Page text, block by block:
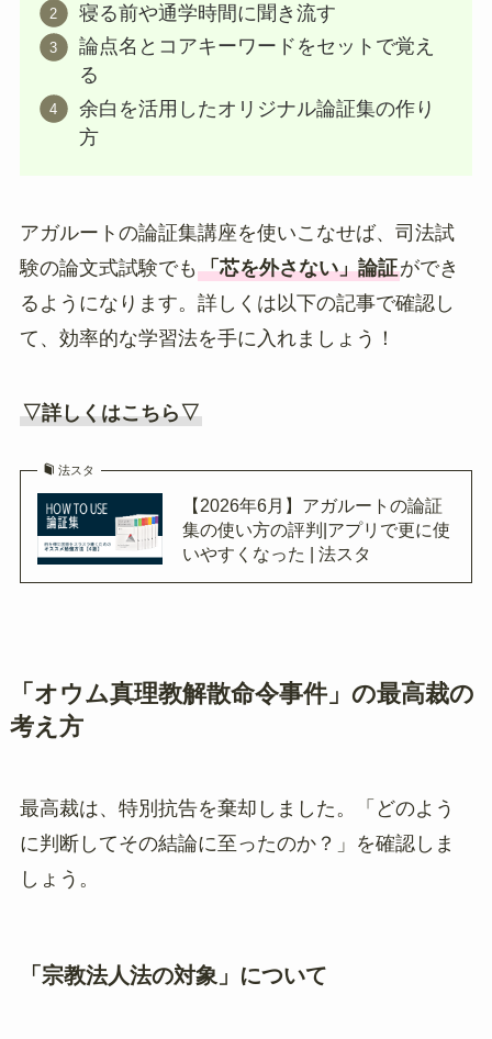
寝る前や通学時間に聞き流す
論点名とコアキーワードをセットで覚え
る
余白を活用したオリジナル論証集の作り
方
アガルートの論証集講座を使いこなせば、司法試
験の論文式試験でも 「芯を外さない」論証ができ
るようになります。詳しくは以下の記事で確認し
て、効率的な学習法を手に入れましょう！
▽詳しくはこちら▽
法スタ
【2026年6月】アガルートの論証
集の使い方の評判|アプリで更に使
いやすくなった | 法スタ
「オウム真理教解散命令事件」の最高裁の
考え方
最高裁は、特別抗告を棄却しました。「どのよう
に判断してその結論に至ったのか？」を確認しま
しょう。
「宗教法人法の対象」について